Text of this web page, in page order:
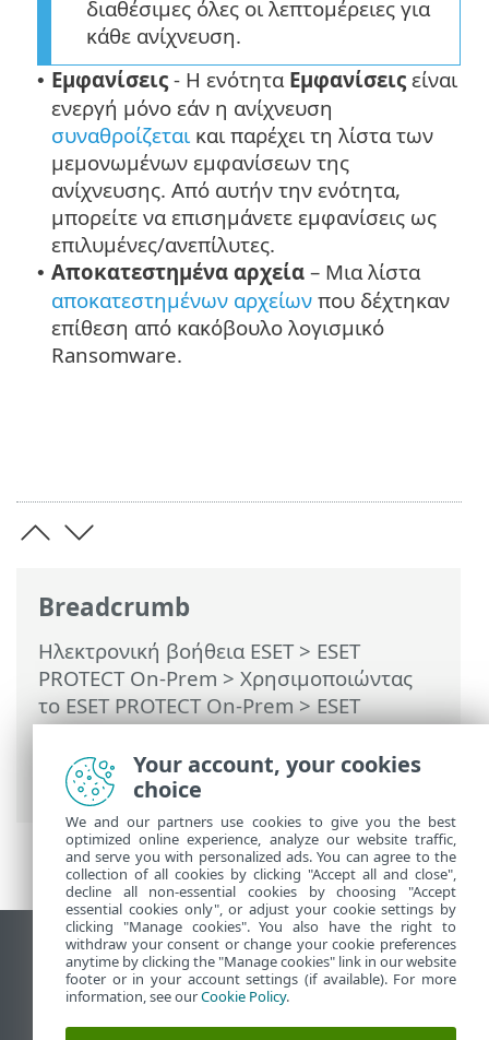
Breadcrumb
Ηλεκτρονική βοήθεια ESET> ESET
PROTECT On-Prem > Χρησιμοποιώντας
το ESET PROTECT On-Prem>ESET
PROTECT On-Prem Κύριο μενού>
Ανιχνεύσεις> Προεπισκόπηση
ανίχνευσης (πλαϊνό παράθυρο)
διαθέσιμες όλες οι λεπτομέρειες για
κάθε ανίχνευση.
• Εμφανίσεις - Η ενότητα Εμφανίσεις είναι
ενεργή μόνο εάν η ανίχνευση
συναθροίζεται και παρέχει τη λίστα των
μεμονωμένων εμφανίσεων της
ανίχνευσης. Από αυτήν την ενότητα,
μπορείτε να επισημάνετε εμφανίσεις ως
επιλυμένες/ανεπίλυτες.
• Αποκατεστημένα αρχεία – Μια λίστα
αποκατεστημένων αρχείων που δέχτηκαν
επίθεση από κακόβουλο λογισμικό
Ransomware.
Προβολή ιστότοπου επιφάνειας εργασίας
End of Life
Γνωσιακή βάση ESET
Your account, your cookies
choice
We and our partners use cookies to give you the best
optimized online experience, analyze our website traffic,
and serve you with personalized ads. You can agree to the
collection of all cookies by clicking "Accept all and close",
decline all non-essential cookies by choosing "Accept
essential cookies only", or adjust your cookie settings by
clicking "Manage cookies". You also have the right to
withdraw your consent or change your cookie preferences
anytime by clicking the "Manage cookies" link in our website
footer or in your account settings (if available). For more
information, see ourCookie Policy.